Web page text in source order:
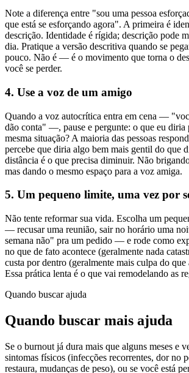
Note a diferença entre "sou uma pessoa
que está se esforçando agora". A primeira é
descrição. Identidade é rígida; descrição pode
dia. Pratique a versão descritiva quando se
pouco. Não é — é o movimento que torna o
você se perder.
4. Use a voz de um amigo
Quando a voz autocrítica entra em cena —
dão conta" —, pause e pergunte: o que eu diria
mesma situação? A maioria das pessoas
percebe que diria algo bem mais gentil do que
distância é o que precisa diminuir. Não
mas dando o mesmo espaço para a voz amiga.
5. Um pequeno limite, uma vez por
Não tente reformar sua vida. Escolha um
— recusar uma reunião, sair no horário uma
semana não" pra um pedido — e rode como
no que de fato acontece (geralmente nada
custa por dentro (geralmente mais culpa do que
Essa prática lenta é o que vai remodelando as
Quando buscar ajuda
Quando buscar mais ajuda
Se o burnout já dura mais que alguns meses e
sintomas físicos (infecções recorrentes, dor no
restaura, mudanças de peso), ou se você está